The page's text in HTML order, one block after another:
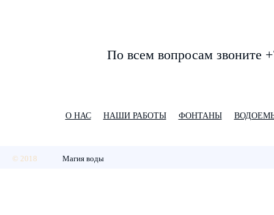
По всем вопросам звоните
О НАС НАШИ РАБОТЫ ФОНТАНЫ
© 2018 Магия воды